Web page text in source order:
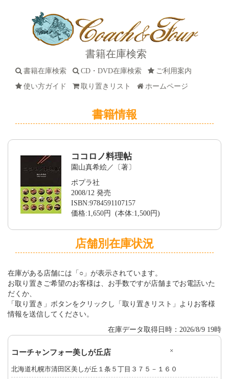
書籍在庫検索
書籍在庫検索 CD・DVD在庫検索
ご利用案内
使い方ガイド
取り置きリスト ホームページ
書籍情報
ココロノ料理帖
園山真希絵／〔著〕
ポプラ社
2008/12 発売
ISBN:9784591107157
価格:1,650円 (本体:1,500円)
店舗別在庫状況
在庫がある店舗には「○」が表示されています。
お取り置きご希望のお客様は、お手数ですが店舗までお電話いた
だくか、
「取り置き」ボタンをクリックし「取り置きリスト」よりお客様
情報を送信してください。
在庫データ取得日時：2026/8/9 19時
コーチャンフォー美しが丘店 ×
北海道札幌市清田区美しが丘１条５丁目３７５－１６０